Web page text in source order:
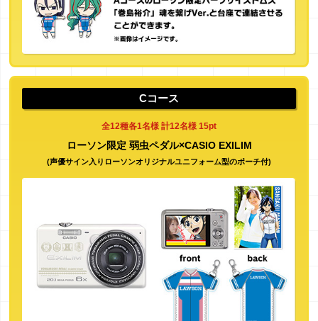
Cコース
全12種各1名様 計12名様 15pt
ローソン限定 弱虫ペダル×CASIO EXILIM
(声優サイン入りローソンオリジナルユニフォーム型のポーチ付)